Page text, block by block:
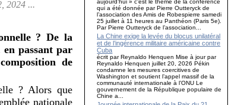
2024 ...
? De la
en passant par
de
? Alors que
nationale
aujourd’hui » c’est le thème de la conférence
qui a été donnée par Pierre Outteryck de
l’association des Amis de Robespierre samedi
25 juillet à 11 heures au Panthéon (Paris 5e).
Par Pierre Outteryck de l’association...
La Chine exige la levée du blocus unilatéral
et de l’ingérence militaire américaine contre
Cuba
écrit par Reynaldo Henquen Mise à jour par
Reynaldo Henquen juillet 20, 2026 Pékin
condamne les mesures coercitives de
Washington et soutient l’appel massif de la
communauté internationale à l’ONU Le
gouvernement de la République populaire de
Chine a...